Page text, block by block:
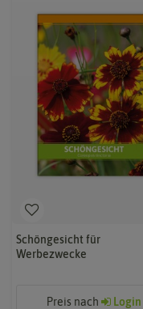
Schöngesicht für
Werbezwecke
Preis nach
Login